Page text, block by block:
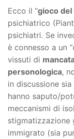
Ecco il “gioco
psichiatrico
psichiatri. Se
è connesso a un
vissuti di
personologica,
in discussione
hanno saputo/
meccanismi di
stigmatizzazione
immigrato (sia